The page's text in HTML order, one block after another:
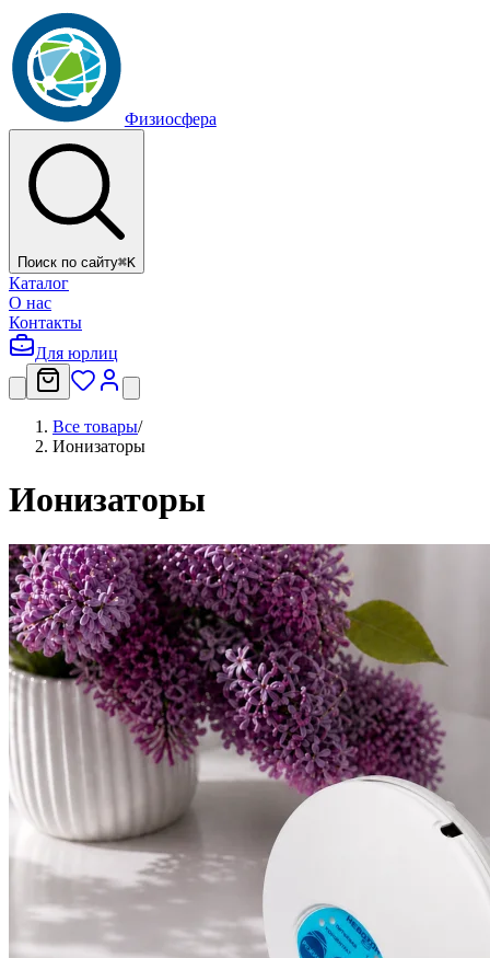
Физиосфера
Поиск по сайту⌘K
Каталог
О нас
Контакты
Для юрлиц
Все товары/
Ионизаторы
Ионизаторы